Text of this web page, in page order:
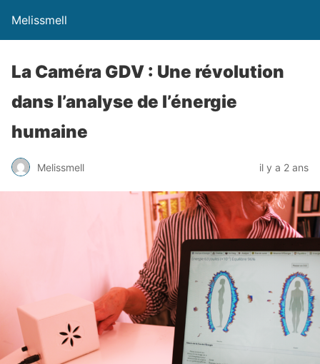
Melissmell
La Caméra GDV : Une révolution
dans l’analyse de l’énergie
humaine
Melissmell il y a 2 ans